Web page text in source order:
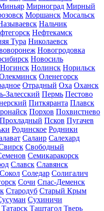
Мирноград Мирный
Моршанск Мосальск
Нальчик
Нефтекамск
Тура Николаевск
Новогродовка
Новосиль
Ногинск Нолинск Норильск
Оленегорск
Отрадный Оха Оханск
Залесский Пермь Пестово
Питкяранта Плавск
Порхов Похвистнево
Прохладный Псков Пугачев
Родинское Родники
Салаир Салехард
Свободный
Семикаракорск
Славск Славянск
Сокол Соледар Солигалич
Сочи Спас-Деменск
Стародуб Старый Крым
Сухиничи
Татарск Таштагол Тверь